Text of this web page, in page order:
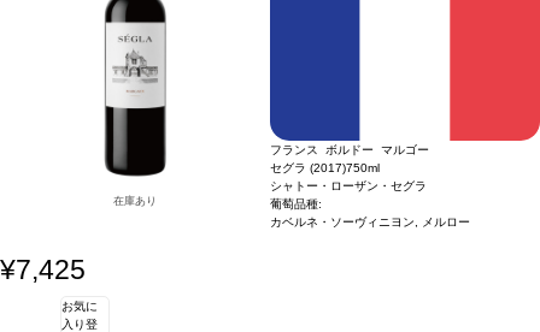
在庫あり
フランス ボルドー マルゴー
セグラ (2017)750ml
シャトー・ローザン・セグラ
葡萄品種:
カベルネ・ソーヴィニヨン, メルロー
¥7,425
お気に
入り登